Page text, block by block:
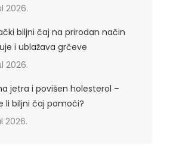
2026.
biljni čaj na prirodan način
i ublažava grčeve
2026.
jetra i povišen holesterol –
li biljni čaj pomoći?
2026.